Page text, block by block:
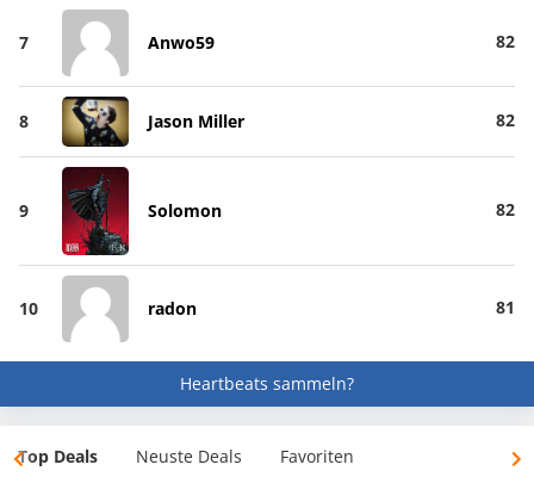
7 Anwo59 82
8 Jason Miller 82
9 Solomon 82
10 radon 81
Heartbeats sammeln?
Top Deals Neuste Deals Favoriten